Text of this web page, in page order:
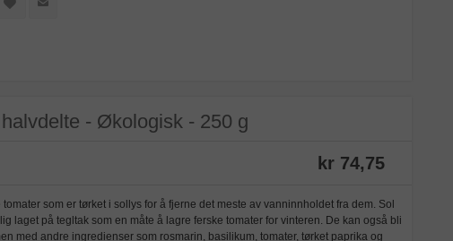
- Økologisk - 250 g
kr 74,75
som er tørket i sollys for å fjerne det meste av vanninnholdet fra dem. Sol
laget på tegltak som en måte å lagre ferske tomater for vinteren. De kan også bli
med andre ingredienser som rosmarin, basilikum, tomater, tørket paprika og